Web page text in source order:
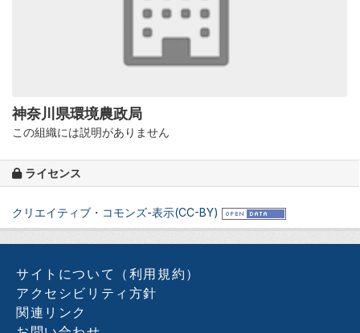
神奈川県環境農政局
この組織には説明がありません
ライセンス
クリエイティブ・コモンズ-表示(CC-BY)
サイトについて（利用規約）
アクセシビリティ方針
関連リンク